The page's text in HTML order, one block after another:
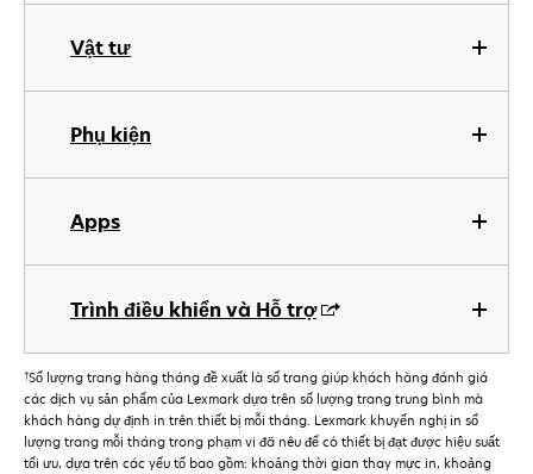
Vật tư
Phụ kiện
Apps
Trình điều khiển và Hỗ trợ
†Số lượng trang hàng tháng đề xuất là số trang giúp khách hàng đánh giá
các dịch vụ sản phẩm của Lexmark dựa trên số lượng trang trung bình mà
khách hàng dự định in trên thiết bị mỗi tháng. Lexmark khuyến nghị in số
lượng trang mỗi tháng trong phạm vi đã nêu để có thiết bị đạt được hiệu suất
tối ưu, dựa trên các yếu tố bao gồm: khoảng thời gian thay mực in, khoảng